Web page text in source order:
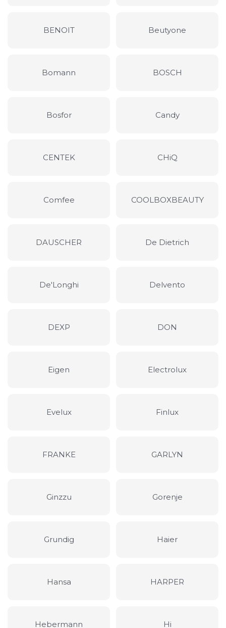
BENOIT Beutyone
Bomann BOSCH
Bosfor Candy
CENTEK CHiQ
Comfee COOLBOXBEAUTY
DAUSCHER De Dietrich
De'Longhi Delvento
DEXP DON
Eigen Electrolux
Evelux Finlux
FRANKE GARLYN
Ginzzu Gorenje
Grundig Haier
Hansa HARPER
Hebermann Hi